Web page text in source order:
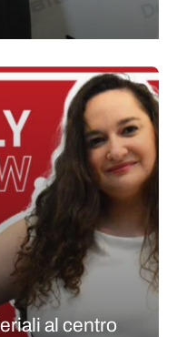
additiva. Uno
Metal. L’azienda è
di…
al centro